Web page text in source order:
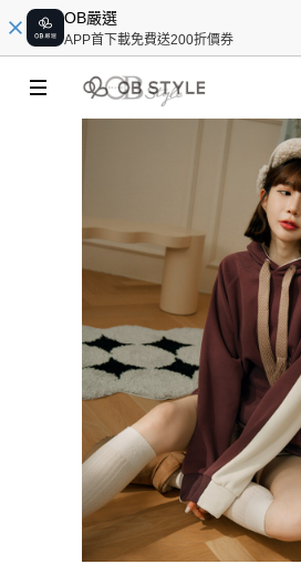
OB嚴選
APP首下載免費送200折價券